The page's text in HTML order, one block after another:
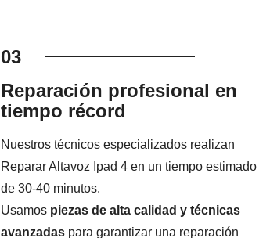
03
Reparación profesional en
tiempo récord
Nuestros técnicos especializados realizan
Reparar Altavoz Ipad 4 en un tiempo estimado
de 30-40 minutos.
Usamos piezas de alta calidad y técnicas
avanzadaspara garantizar una reparación